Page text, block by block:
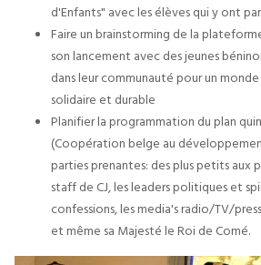
d'Enfants" avec les élèves qui y ont
Faire un brainstorming de la
son lancement avec des jeunes
dans leur communauté pour un
solidaire et durable
Planifier la programmation du plan
(Coopération belge au
parties prenantes: des plus petits aux
staff de CJ, les leaders politiques et
confessions, les media's radio/TV/
et même sa Majesté le Roi de Comé.